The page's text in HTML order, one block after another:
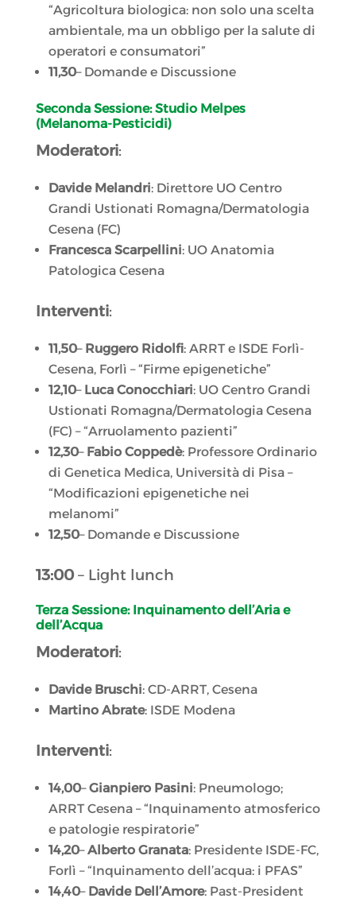
“Agricoltura biologica: non solo una scelta
ambientale, ma un obbligo per la salute di
operatori e consumatori”
11,30– Domande e Discussione
Seconda Sessione: Studio Melpes
(Melanoma-Pesticidi)
Moderatori:
Davide Melandri: Direttore UO Centro
Grandi Ustionati Romagna/Dermatologia
Cesena (FC)
Francesca Scarpellini: UO Anatomia
Patologica Cesena
Interventi:
11,50– Ruggero Ridolfi: ARRT e ISDE Forlì-
Cesena, Forlì – “Firme epigenetiche”
12,10– Luca Conocchiari: UO Centro Grandi
Ustionati Romagna/Dermatologia Cesena
(FC) – “Arruolamento pazienti”
12,30– Fabio Coppedè: Professore Ordinario
di Genetica Medica, Università di Pisa –
“Modificazioni epigenetiche nei
melanomi”
12,50– Domande e Discussione
13:00– Light lunch
Terza Sessione: Inquinamento dell’Aria e
dell’Acqua
Moderatori:
Davide Bruschi: CD-ARRT, Cesena
Martino Abrate: ISDE Modena
Interventi:
14,00–Gianpiero Pasini: Pneumologo;
ARRT Cesena – “Inquinamento atmosferico
e patologie respiratorie”
14,20–Alberto Granata: Presidente ISDE-FC,
Forlì – “Inquinamento dell’acqua: i PFAS”
14,40– Davide Dell’Amore: Past-President